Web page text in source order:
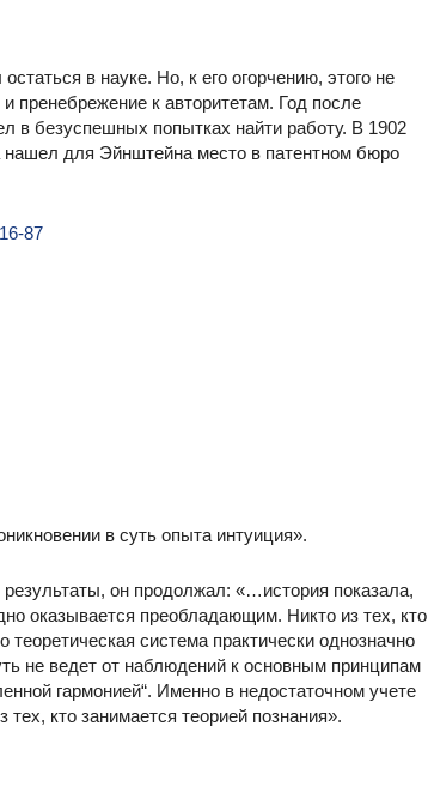
в науке. Но, к его огорчению, этого не
пренебрежение к авторитетам. Год после
в безуспешных попытках найти работу. В 1902
нашел для Эйнштейна место в патентном бюро
в суть опыта интуиция».
он продолжал: «…история показала,
оказывается преобладающим. Никто из тех, кто
теоретическая система практически однозначно
не ведет от наблюдений к основным принципам
гармонией“. Именно в недостаточном учете
кто занимается теорией познания».